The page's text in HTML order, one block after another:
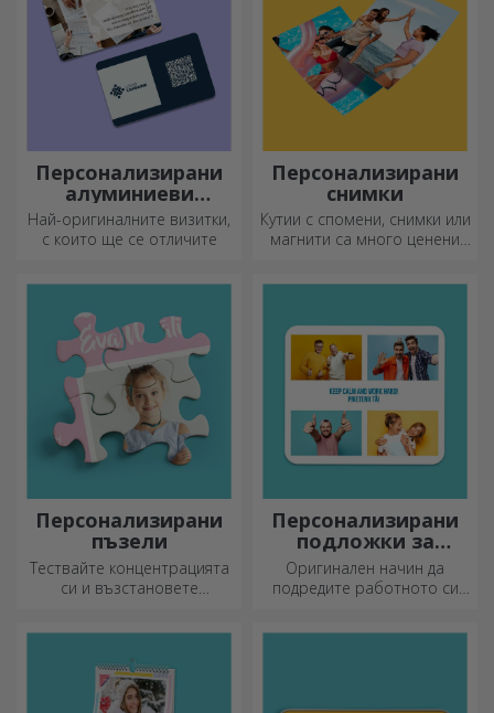
Персонализирани
алуминиеви
визитни картички
Най-оригиналните визитки,
с които ще се отличите
Персонализирани
снимки
Кутии с спомени, снимки или
магнити са много ценени
Персонализирани
пъзели
Тествайте концентрацията
си и възстановете
Персонализирани
подложки за
мишка
Оригинален начин да
подредите работното си